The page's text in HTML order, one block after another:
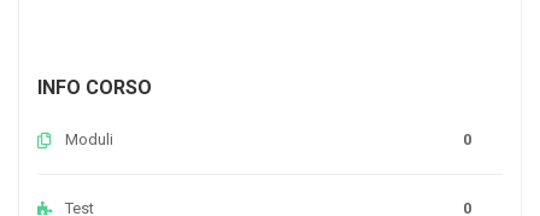
INFO CORSO
Moduli 0
Test 0